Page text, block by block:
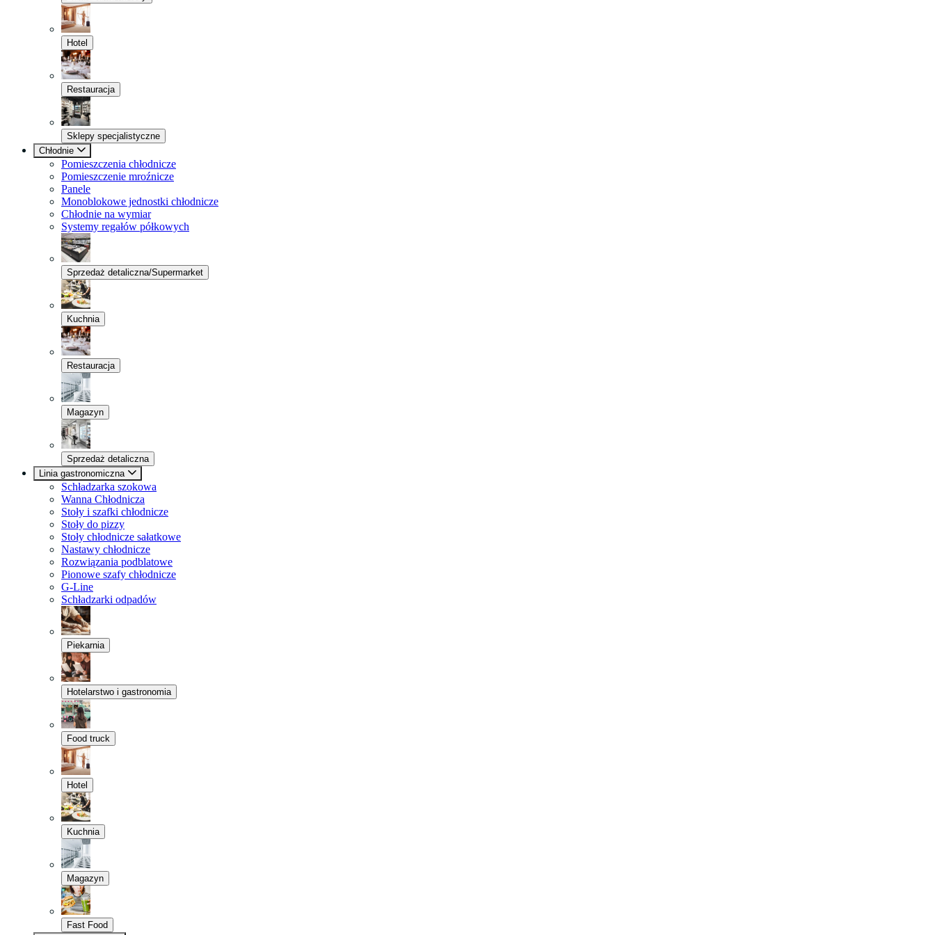
Hotel
Restauracja
Sklepy specjalistyczne
Chłodnie
Pomieszczenia chłodnicze
Pomieszczenie mroźnicze
Panele
Monoblokowe jednostki chłodnicze
Chłodnie na wymiar
Systemy regałów półkowych
Sprzedaż detaliczna/Supermarket
Kuchnia
Restauracja
Magazyn
Sprzedaż detaliczna
Linia gastronomiczna
Schładzarka szokowa
Wanna Chłodnicza
Stoły i szafki chłodnicze
Stoły do pizzy
Stoły chłodnicze sałatkowe
Nastawy chłodnicze
Rozwiązania podblatowe
Pionowe szafy chłodnicze
G-Line
Schładzarki odpadów
Piekarnia
Hotelarstwo i gastronomia
Food truck
Hotel
Kuchnia
Magazyn
Fast Food